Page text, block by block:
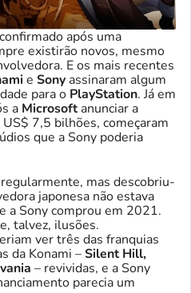
após uma
existirão novos, mesmo
E os mais recentes
e Sony assinaram algum
para o PlayStation. Já em
a Microsoftanunciar a
US$ 7,5 bilhões, começaram
que a Sony poderia
mas descobriu-
japonesa não estava
a Sony comprou em 2021.
talvez, ilusões.
ver três das franquias
da Konami –Silent Hill,
– revividas, e a Sony
parecia um